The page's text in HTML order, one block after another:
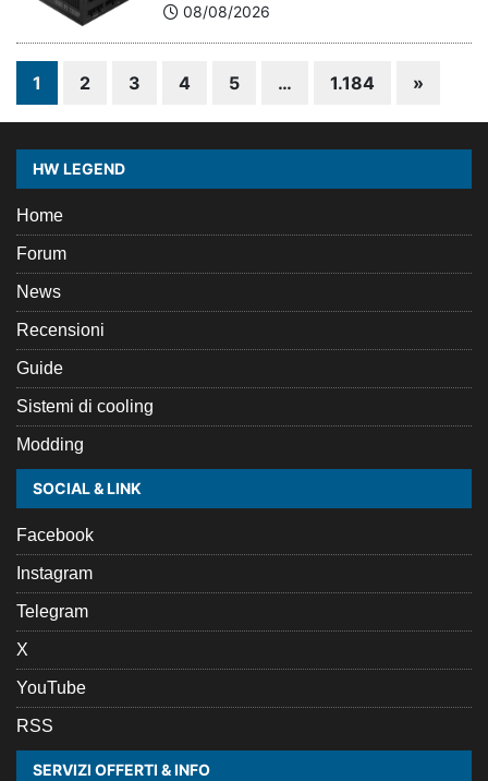
08/08/2026
1 2 3 4 5 … 1.184 »
HW LEGEND
Home
Forum
News
Recensioni
Guide
Sistemi di cooling
Modding
SOCIAL & LINK
Facebook
Instagram
Telegram
X
YouTube
RSS
SERVIZI OFFERTI & INFO